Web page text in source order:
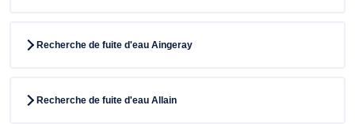
Recherche de fuite d'eau Aingeray
Recherche de fuite d'eau Allain